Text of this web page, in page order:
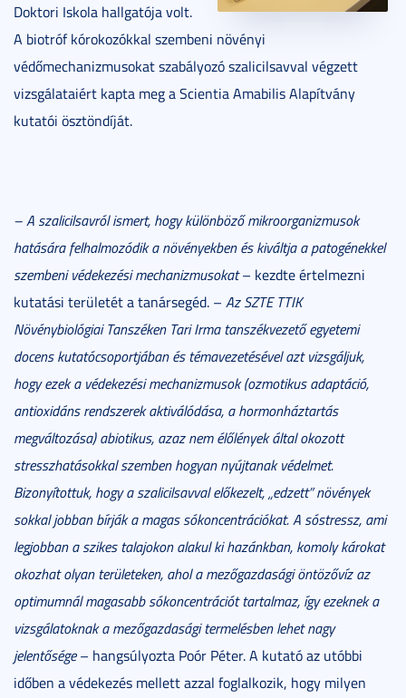
Doktori Iskola hallgatója volt.
A biotróf kórokozókkal szembeni növényi
védőmechanizmusokat szabályozó szalicilsavval végzett
vizsgálataiért kapta meg a Scientia Amabilis Alapítvány
kutatói ösztöndíját.
– A szalicilsavról ismert, hogy különböző mikroorganizmusok
hatására felhalmozódik a növényekben és kiváltja a patogénekkel
szembeni védekezési mechanizmusokat– kezdte értelmezni
kutatási területét a tanársegéd. – Az SZTE TTIK
Növénybiológiai Tanszéken Tari Irma tanszékvezető egyetemi
docens kutatócsoportjában és témavezetésével azt vizsgáljuk,
hogy ezek a védekezési mechanizmusok (ozmotikus adaptáció,
antioxidáns rendszerek aktiválódása, a hormonháztartás
megváltozása) abiotikus, azaz nem élőlények által okozott
stresszhatásokkal szemben hogyan nyújtanak védelmet.
Bizonyítottuk, hogy a szalicilsavval előkezelt, „edzett” növények
sokkal jobban bírják a magas sókoncentrációkat. A sóstressz, ami
legjobban a szikes talajokon alakul ki hazánkban, komoly károkat
okozhat olyan területeken, ahol a mezőgazdasági öntözővíz az
optimumnál magasabb sókoncentrációt tartalmaz, így ezeknek a
vizsgálatoknak a mezőgazdasági termelésben lehet nagy
jelentősége– hangsúlyozta Poór Péter. A kutató az utóbbi
időben a védekezés mellett azzal foglalkozik, hogy milyen